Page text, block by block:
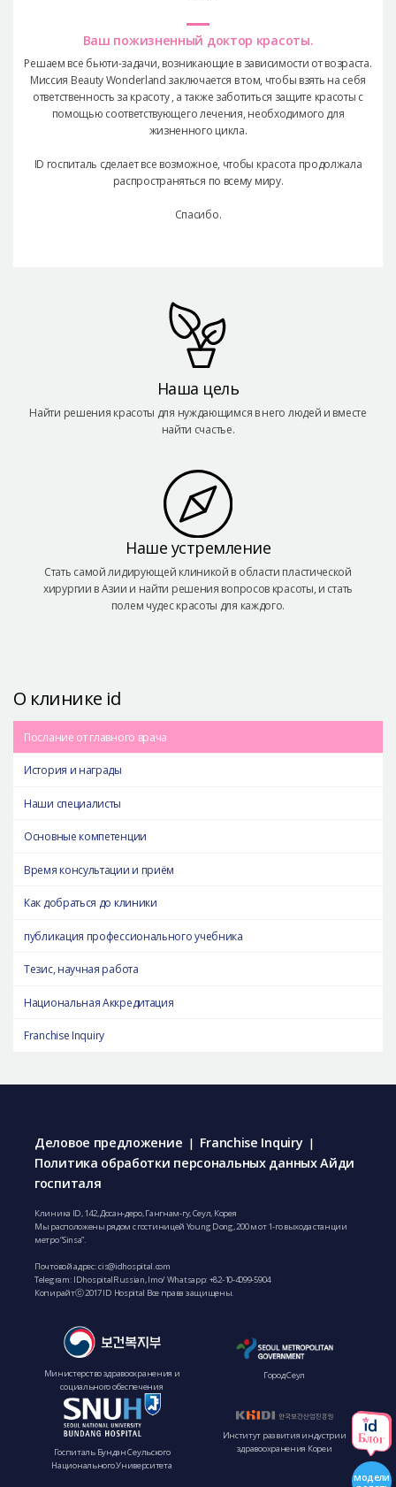
Ваш пожизненный доктор красоты.
Решаем все бьюти-задачи, возникающие в зависимости от возраста.
Миссия Beauty Wonderland заключается в том, чтобы взять на себя
ответственность за красоту , а также заботиться защите красоты с
помощью соответствующего лечения, необходимого для
жизненного цикла.
ID госпиталь сделает все возможное, чтобы красота продолжала
распространяться по всему миру.
Спасибо.
Наша цель
Найти решения красоты для нуждающимся в него людей и вместе
найти счастье.
Наше устремление
Стать самой лидирующей клиникой в области пластической
хирургии в Азии и найти решения вопросов красоты, и стать
полем чудес красоты для каждого.
О клинике id
Послание от главного врача
История и награды
Наши специалисты
Основные компетенции
Время консультации и приём
Как добраться до клиники
публикация профессионального учебника
Тезис, научная работа
Национальная Аккредитация
Franchise Inquiry
Деловое предложение | Franchise Inquiry |
Политика обработки персональных данных Айди
госпиталя
Клиника ID, 142, Досан-деро, Гангнам-гу, Сеул, Корея
Мы расположены рядом с гостиницей Young Dong, 200 м от 1-го выхода станции
метро “Sinsa”.
Почтовой адрес:cis@idhospital.com
Telegram: IDhospitalRussian, Imo/ Whatsapp: +82-10-4099-5904
Копирайтⓒ 2017 ID Hospital Все права защищены.
Министерство здравоохранения и
социального обеспечения
Город Сеул
Госпиталь Бундан Сеульского
Национального Университета
Институт развития индустрии
здравоохранения Кореи
модели